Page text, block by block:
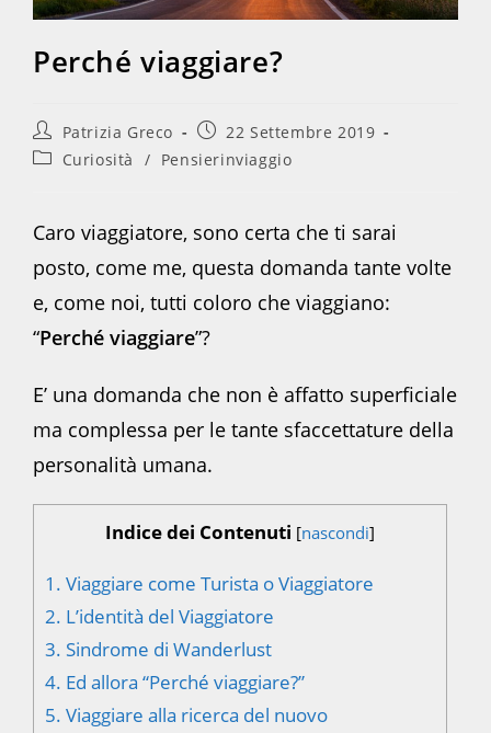
Perché viaggiare?
Autore
dell'articolo:
Patrizia Greco
Articolo
pubblicato:
22 Settembre 2019
Categoria
Curiosità / Pensierinviaggio
Caro viaggiatore, sono certa che ti sarai
posto, come me, questa domanda tante volte
e, come noi, tutti coloro che viaggiano:
“Perché viaggiare”?
E’ una domanda che non è affatto superficiale
ma complessa per le tante sfaccettature della
personalità umana.
Indice dei Contenuti [nascondi]
1. Viaggiare come Turista o Viaggiatore
2. L’identità del Viaggiatore
3. Sindrome di Wanderlust
4. Ed allora “Perché viaggiare?”
5. Viaggiare alla ricerca del nuovo